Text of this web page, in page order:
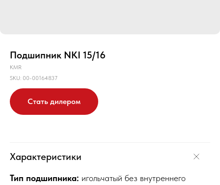
Подшипник NKI 15/16
KMR
SKU: 00-00164837
Стать дилером
Характеристики
Тип подшипника: игольчатый без внутреннего